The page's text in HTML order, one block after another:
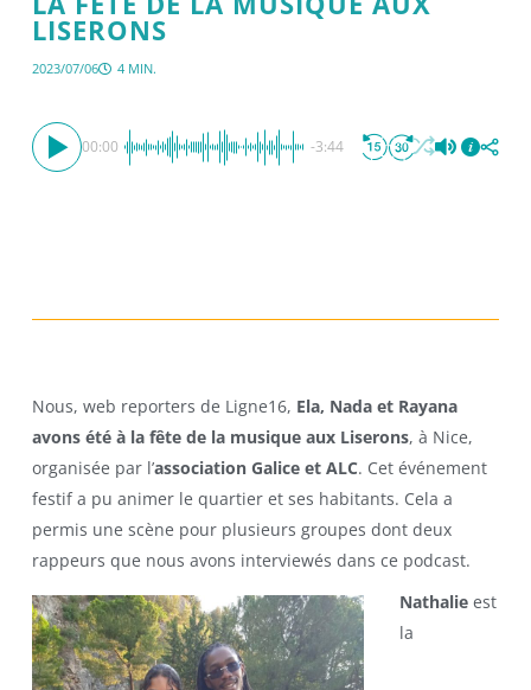
LISERONS
2023/07/06 4 MIN.
00:00 -3:44
Nous, web reporters de Ligne16, Ela, Nada et Rayana
avons été à la fête de la musique aux Liserons, à Nice,
organisée par l’association Galice et ALC. Cet événement
festif a pu animer le quartier et ses habitants. Cela a
permis une scène pour plusieurs groupes dont deux
rappeurs que nous avons interviewés dans ce podcast.
Nathalieest
la